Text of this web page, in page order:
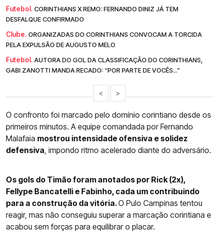
Futebol. CORINTHIANS X REMO: FERNANDO DINIZ JÁ TEM
DESFALQUE CONFIRMADO
Clube. ORGANIZADAS DO CORINTHIANS CONVOCAM A TORCIDA
PELA EXPULSÃO DE AUGUSTO MELO
Futebol. AUTORA DO GOL DA CLASSIFICAÇÃO DO CORINTHIANS,
GABI ZANOTTI MANDA RECADO: “POR PARTE DE VOCÊS...”
< >
O confronto foi marcado pelo domínio corintiano desde os
primeiros minutos. A equipe comandada por Fernando
Malafaia mostrou intensidade ofensiva e solidez
defensiva , impondo ritmo acelerado diante do adversário.
Os gols do Timão foram anotados por Rick (2x),
Fellype Bancatelli e Fabinho, cada um contribuindo
para a construção da vitória.O Pulo Campinas tentou
reagir, mas não conseguiu superar a marcação corintiana e
acabou sem forças para equilibrar o placar.